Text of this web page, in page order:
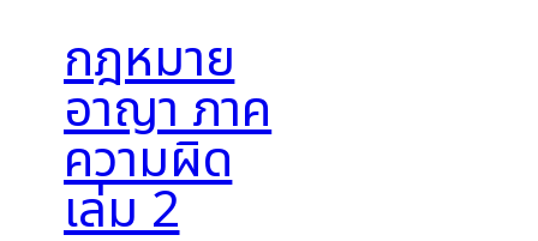
กฎหมาย
อาญา ภาค
ความผิด
เล่ม 2